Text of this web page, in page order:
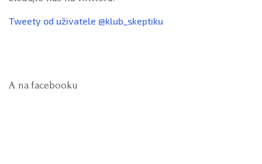
Tweety od uživatele @klub_skeptiku
A na facebooku